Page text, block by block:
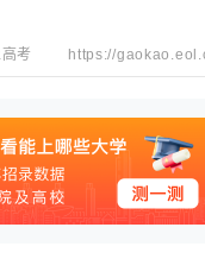
考 https://